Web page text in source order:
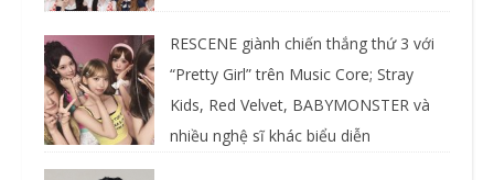
RESCENE giành chiến thắng thứ 3 với
“Pretty Girl” trên Music Core; Stray
Kids, Red Velvet, BABYMONSTER và
nhiều nghệ sĩ khác biểu diễn